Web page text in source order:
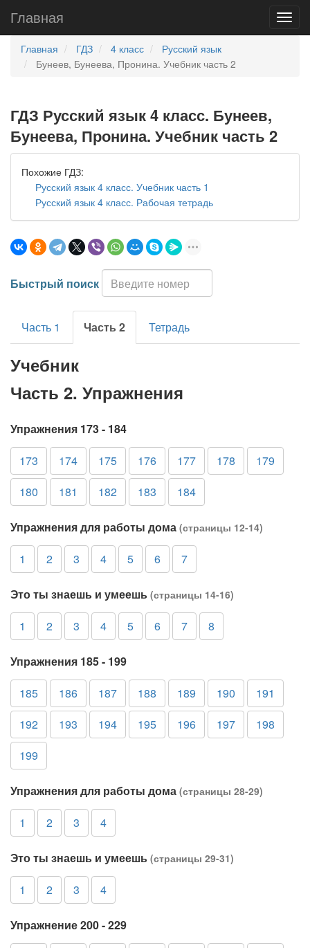
Главная
Главная ГДЗ 4 класс
Русский язык
Бунеев, Бунеева, Пронина. Учебник часть 2
ГДЗ Русский язык 4 класс. Бунеев,
Бунеева, Пронина. Учебник часть 2
Похожие ГДЗ:
Русский язык 4 класс. Учебник часть 1
Русский язык 4 класс. Рабочая тетрадь
Быстрый поиск
Часть 1 Часть 2 Тетрадь
Учебник
Часть 2. Упражнения
Упражнения 173 - 184
173
174 175 176 177 178
179
180
181 182 183 184
Упражнения для работы дома (страницы 12-14)
1 2 3 4 5 6 7
Это ты знаешь и умеешь (страницы 14-16)
1 2 3 4 5 6 7 8
Упражнения 185 - 199
185
186 187 188 189 190
191
192
193 194 195 196 197
198
199
Упражнения для работы дома (страницы 28-29)
1 2 3 4
Это ты знаешь и умеешь (страницы 29-31)
1 2 3 4
Упражнение 200 - 229